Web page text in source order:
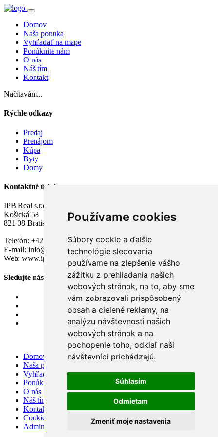
Používame cookies
Súbory cookie a ďalšie
technológie sledovania
používame na zlepšenie vášho
zážitku z prehliadania našich
webových stránok, na to, aby sme
vám zobrazovali prispôsobený
obsah a cielené reklamy, na
analýzu návštevnosti našich
webových stránok a na
pochopenie toho, odkiaľ naši
návštevníci prichádzajú.
Súhlasím
Odmietam
Zmeniť moje nastavenia
Domov
Naša ponuka
Vyhľadať na mape
Ponúknite nám
O nás
Náš tím
Kontakt
Načítavám...
Rýchle odkazy
Predaj
Prenájom
Kúpa
Byty
Domy
Kontaktné údaje
IPB Real s.r.o.
Košická 58
821 08 Bratislava
Telefón: +421 904 368 965
E-mail: info@ipbreal.sk
Web: www.ipbreal.sk
Sledujte nás
Domov
Naša ponuka
Vyhľadať na mape
Ponúknite nám
O nás
Náš tím
Kontakt
Cookies
Admin